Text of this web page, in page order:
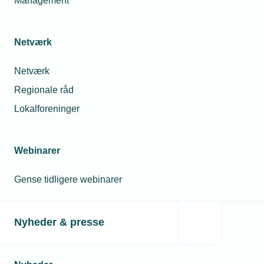
Netværk
Netværk
Regionale råd
Lokalforeninger
Webinarer
Gense tidligere webinarer
Nyheder & presse
industrien vil ud at prøve kompetencerne af i andre